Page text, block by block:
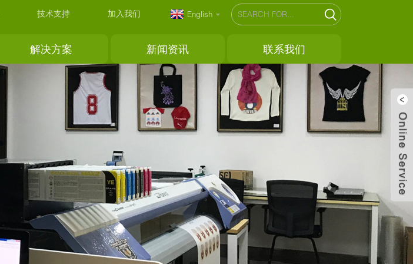
技术支持 加入我们 English
解决方案 新闻资讯 联系我们